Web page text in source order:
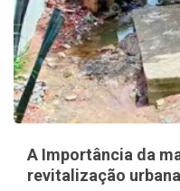
A Importância da
revitalização